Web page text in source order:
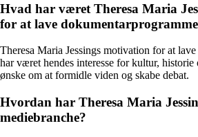
Hvad har været Theresa Maria
for at lave
Theresa Maria Jessings motivation for at
har været hendes interesse for kultur, historie
ønske om at formidle viden og skabe debat.
Hvordan har Theresa Maria
mediebranche?